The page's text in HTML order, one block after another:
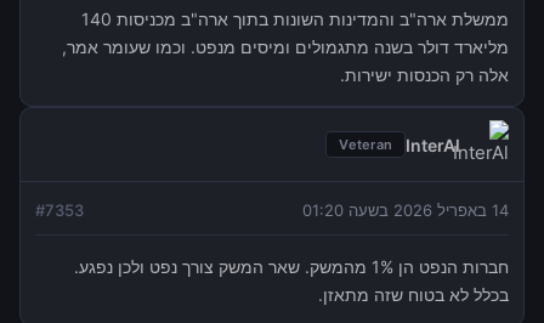
ממשלת ארה"ב והמדינות השונות בתוך ארה"ב מכניסות 140
מליארד דולר בשנה מתגמולים ומיסים מנפט. וכמו שעומר אמר,
אלה רק הכנסות ישירות.
InterAl
Veteran
14 באפריל 2026 בשעה 01:20 #7353
חברות הנפט הן 1% מהמשק. שאר המשק צורך נפט ולכן נפגע.
בכלל לא בטוח שזה מתאזן.